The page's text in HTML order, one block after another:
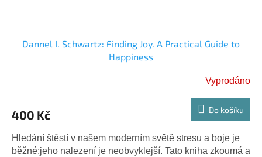
Dannel I. Schwartz: Finding Joy. A Practical Guide to
Happiness
Vyprodáno
400 Kč Do košíku
Hledání štěstí v našem moderním světě stresu a boje je
běžné;jeho nalezení je neobvyklejší. Tato kniha zkoumá a